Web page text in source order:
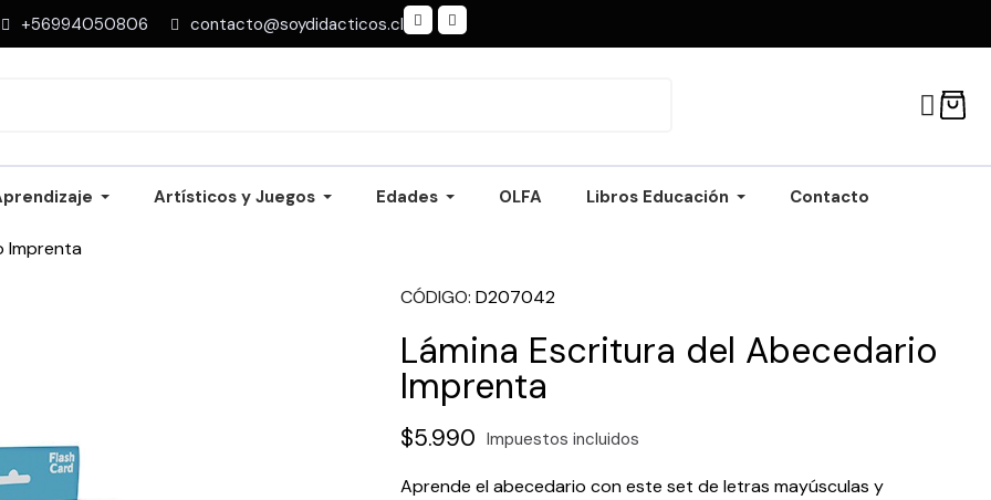
+56994050806 contacto@soydidacticos.cl
Artísticos y Juegos Edades OLFA Libros Educación Contacto
Imprenta
CÓDIGO D207042
Lámina Escritura del Abecedario
Imprenta
$5.990 Impuestos incluidos
Aprende el abecedario con este set de letras mayúsculas y